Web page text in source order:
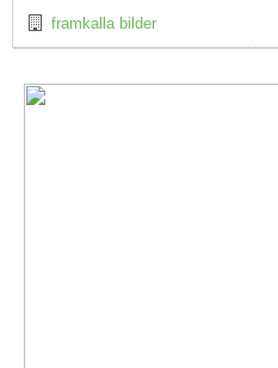
framkalla bilder